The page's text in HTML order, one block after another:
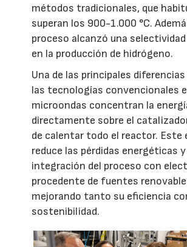
métodos tradicionales, que
superan los 900-1.000 °C.
proceso alcanzó una
en la producción de hidrógeno.
Una de las principales
las tecnologías convencionales
microondas concentran la
directamente sobre el
de calentar todo el reactor. Este
reduce las pérdidas energéticas
integración del proceso con
procedente de fuentes
mejorando tanto su eficiencia
sostenibilidad.